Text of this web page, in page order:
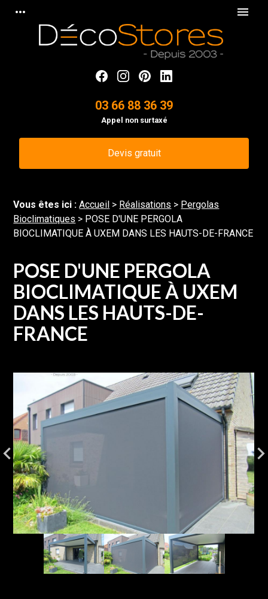
more_horiz menu
03 66 88 36 39
Appel non surtaxé
Devis gratuit
Vous êtes ici :Accueil > Réalisations > Pergolas
Bioclimatiques > POSE D'UNE PERGOLA
BIOCLIMATIQUE À UXEM DANS LES HAUTS-DE-FRANCE
POSE D'UNE PERGOLA
BIOCLIMATIQUE À UXEM
DANS LES HAUTS-DE-
FRANCE